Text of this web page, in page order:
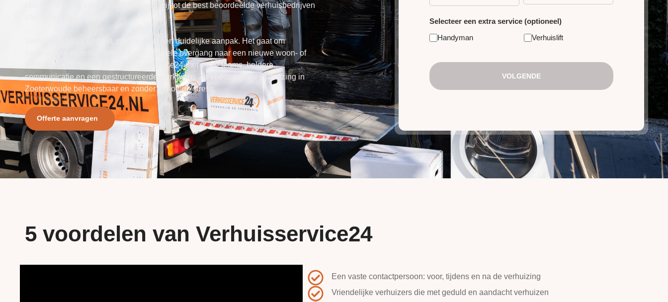
klantwaardering van 4,9 uit 5 behoren wij tot de best beoordeelde verhuisbedrijven
Verhuizen vraagt om rust, planning en een duidelijke aanpak. Het gaat om
persoonlijke eigendommen en een soepele overgang naar een nieuwe woon- of
werksituatie. Daarom werkt Verhuisservice24 met vaste teams, heldere
communicatie en een gestructureerde werkwijze. Zo verloopt jouw verhuizing in
Zoeterwoude beheersbaar en zonder onnodige stress.
Offerte aanvragen
Selecteer een extra service (optioneel)
Handyman
Verhuislift
VOLGENDE
5 voordelen van Verhuisservice24
Een vaste contactpersoon: voor, tijdens en na de verhuizing
Vriendelijke verhuizers die met geduld en aandacht verhuizen